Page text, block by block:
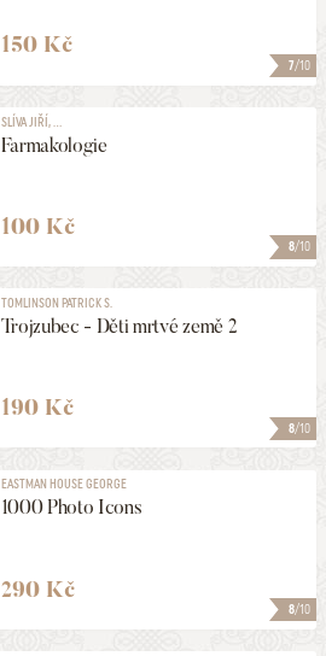
7/10
150 Kč
8/10
SLÍVA JIŘÍ, ...
Farmakologie
100 Kč
8/10
TOMLINSON PATRICK S.
Trojzubec - Děti mrtvé země 2
190 Kč
8/10
EASTMAN HOUSE GEORGE
1000 Photo Icons
290 Kč